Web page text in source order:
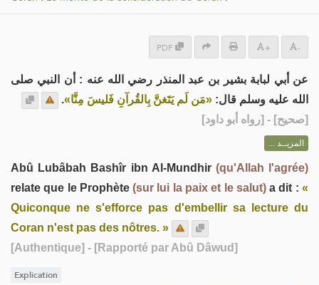
PDF + -
عن أبي لبابة بشير بن عبد المنذر رضي الله عنه : أن النبي صلى
الله عليه وسلم قال: «مَن لَم يَتَغنَّ بِالقُرآنِ فَليسَ مِنَّا».
[صحيح] - [رواه أبو داود]
المزيــد ...
Abû Lubâbah Bashîr ibn Al-Mundhir (qu'Allah l'agrée)
relate que le Prophète(sur lui la paix et le salut)a dit :«
Quiconque ne s'efforce pas d'embellir sa lecture du
Coran n'est pas des nôtres. »
[Authentique] - [Rapporté par Abû Dâwud]
Explication